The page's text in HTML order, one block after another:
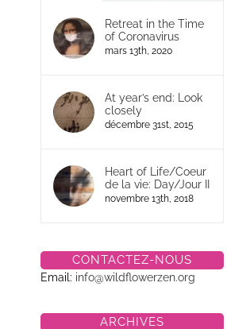
Retreat in the Time
of Coronavirus
mars 13th, 2020
At year’s end: Look
closely
décembre 31st, 2015
Heart of Life/Coeur
de la vie: Day/Jour II
novembre 13th, 2018
CONTACTEZ-NOUS
Email: info@wildflowerzen.org
ARCHIVES